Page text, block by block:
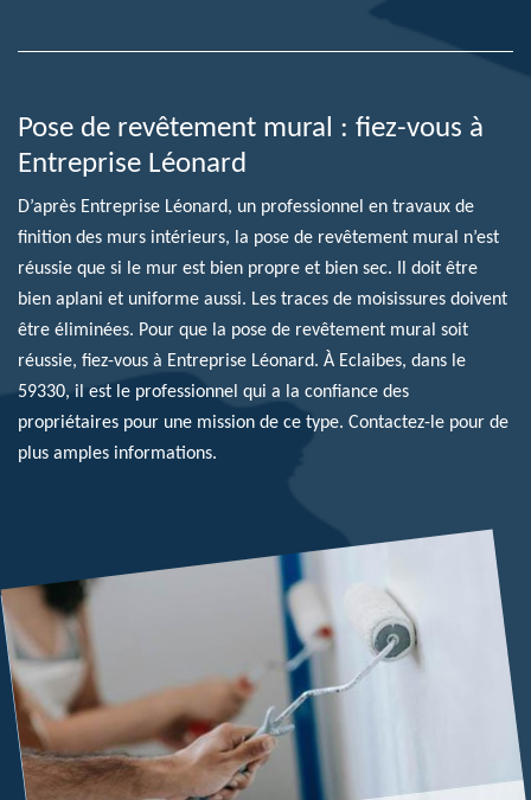
Pose de revêtement mural : fiez-vous à
Entreprise Léonard
D’après Entreprise Léonard, un professionnel en travaux de
finition des murs intérieurs, la pose de revêtement mural n’est
réussie que si le mur est bien propre et bien sec. Il doit être
bien aplani et uniforme aussi. Les traces de moisissures doivent
être éliminées. Pour que la pose de revêtement mural soit
réussie, fiez-vous à Entreprise Léonard. À Eclaibes, dans le
59330, il est le professionnel qui a la confiance des
propriétaires pour une mission de ce type. Contactez-le pour de
plus amples informations.